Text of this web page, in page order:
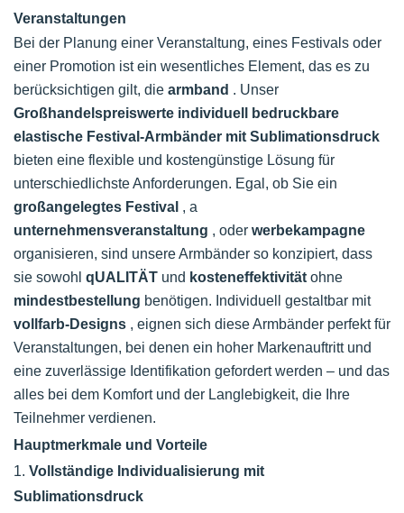
Veranstaltungen
Bei der Planung einer Veranstaltung, eines Festivals oder
einer Promotion ist ein wesentliches Element, das es zu
berücksichtigen gilt, die armband . Unser
Großhandelspreiswerte individuell bedruckbare
elastische Festival-Armbänder mit Sublimationsdruck
bieten eine flexible und kostengünstige Lösung für
unterschiedlichste Anforderungen. Egal, ob Sie ein
großangelegtes Festival , a
unternehmensveranstaltung , oder werbekampagne
organisieren, sind unsere Armbänder so konzipiert, dass
sie sowohl qUALITÄT und kosteneffektivität ohne
mindestbestellung benötigen. Individuell gestaltbar mit
vollfarb-Designs , eignen sich diese Armbänder perfekt für
Veranstaltungen, bei denen ein hoher Markenauftritt und
eine zuverlässige Identifikation gefordert werden – und das
alles bei dem Komfort und der Langlebigkeit, die Ihre
Teilnehmer verdienen.
Hauptmerkmale und Vorteile
1. Vollständige Individualisierung mit
Sublimationsdruck